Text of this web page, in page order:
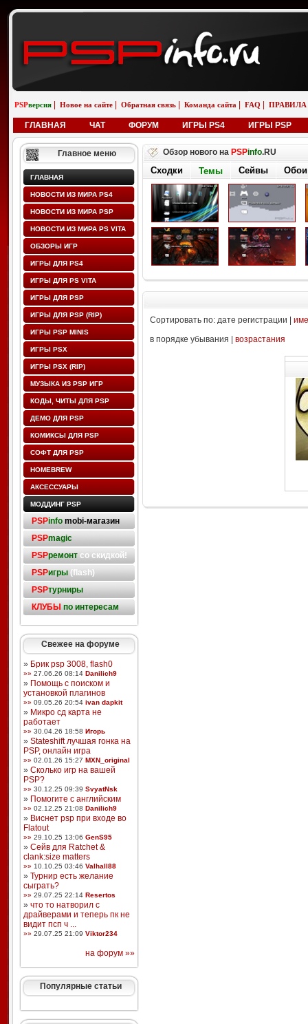
PSPверсия Новое на сайте Обратная связь Команда сайта FAQ ПРАВИЛА
ГЛАВНАЯ ЧАТ ФОРУМ ИГРЫ PS4 ИГРЫ PSP
Главное меню
ГЛАВНАЯ
НОВОСТИ ИЗ МИРА PS4
НОВОСТИ ИЗ МИРА PSP
НОВОСТИ ИЗ МИРА PS VITA
ОБЗОРЫ ИГР
ИГРЫ ДЛЯ PS4
ИГРЫ ДЛЯ PS VITA
ИГРЫ ДЛЯ PSP
ИГРЫ ДЛЯ PSP (RIP)
ИГРЫ PSP MINIS
ИГРЫ PSX
ИГРЫ PSX (RIP)
МУЗЫКА ИЗ PSP ИГР
КОДЫ, ЧИТЫ ДЛЯ PSP
ДЕМО ДЛЯ PSP
КОМИКСЫ ДЛЯ PSP
СОФТ ДЛЯ PSP
HOMEBREW
АКСЕССУАРЫ
МОДДИНГ PSP
PSPinfo mobi-магазин
PSPmagic
PSPремонтсо скидкой!
PSPигры(flash)
PSPтурниры
КЛУБЫ по интересам
Свежее на форуме
» Брик psp 3008, flash0
»» 27.06.26 08:14 Danilich9
» Помощь с поиском и
установкой плагинов
»» 09.05.26 20:54 ivan dapkit
» Микро сд карта не
работает
»» 30.04.26 18:58 Игорь
» Stateshift лучшая гонка на
PSP, онлайн игра
»» 02.01.26 15:27 MXN_original
» Сколько игр на вашей
PSP?
»» 30.12.25 09:39 SvyatNsk
» Помогите с английским
»» 02.12.25 21:08 Danilich9
» Виснет psp при входе во
Flatout
»» 29.10.25 13:06 GenS95
» Сейв для Ratchet &
clank:size matters
»» 10.10.25 03:46 Valhall88
» Турнир есть желание
сыграть?
»» 29.07.25 22:14 Resertos
» что то натворил с
драйверами и теперь пк не
видит псп ч ...
»» 29.07.25 21:09 Viktor234
на форум »»
Популярные статьи
Обзор нового на PSPinfo.RU
Сходки Темы Сейвы Обои
Сортировать по: дате регистрации |
в порядке убывания | возрастания